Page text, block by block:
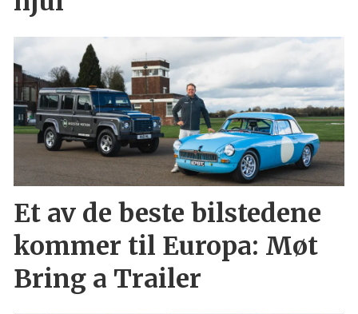
Et av de beste bilstedene
kommer til Europa: Møt
Bring a Trailer